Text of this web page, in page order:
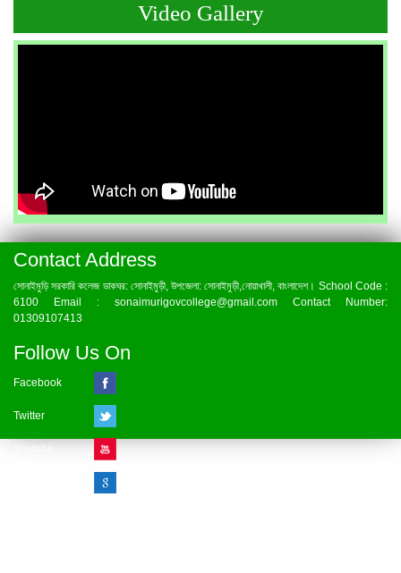
Video Gallery
Contact Address
সোনাইমুড়ি সরকারি কলেজ ডাকঘর: সোনাইমুড়ী, উপজেলা: সোনাইমুড়ী,নোয়াখালী, বাংলাদেশ। School Code :
6100 Email : sonaimurigovcollege@gmail.com Contact Number:
01309107413
Follow Us On
Facebook
Twitter